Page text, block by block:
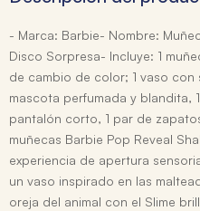
- Marca: Barbie- Nombre:
Disco Sorpresa- Incluye: 1
de cambio de color; 1 vaso con
mascota perfumada y blandita,
pantalón corto, 1 par de
muñecas Barbie Pop Reveal
experiencia de apertura
un vaso inspirado en las
oreja del animal con el Slime